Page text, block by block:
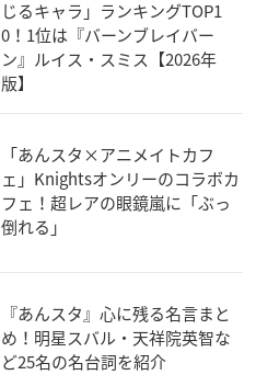
じるキャラ」ランキングTOP1
0！1位は『バーンブレイバー
ン』ルイス・スミス【2026年
版】
「あんスタ×アニメイトカフ
ェ」Knightsオンリーのコラボカ
フェ！超レアの眼鏡嵐に「ぶっ
倒れる」
『あんスタ』心に残る名言まと
め！明星スバル・天祥院英智な
ど25名の名台詞を紹介